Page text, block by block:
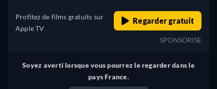
Profitez de films gratuits sur
Apple TV
Regarder gratuit
SPONSORISE
Soyez averti lorsque vous pourrez le regarder dans le
pays France.